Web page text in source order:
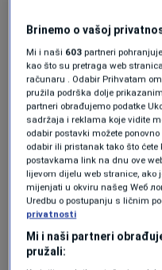
Karte su uvijek
pogađaju komentari?
“Kada sam 1998.
jedna velika
bude koncert
dolazim s naše
ime svih nas” jer to
Brinemo o vašoj
Mi i naši 603 partneri
kao što su pretraga web
računaru . Odabir Prihvatam
pružila podrška dolje
partneri obrađujemo podatke
sadržaja i reklama koje vidite
odabir postavki možete
odabir ili pristanak tako što
postavkama link na dnu ove
lijevom dijelu web stranice, ako
mijenjati u okviru našeg Wеб
Uredbu o postupanju s ličnim
privatnosti
Mi i naši partneri
pružali: